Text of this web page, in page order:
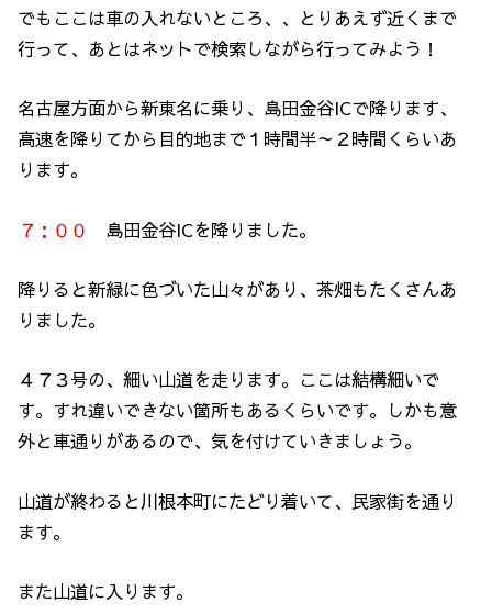
でもここは車の入れないところ、、とりあえず近くまで
行って、あとはネットで検索しながら行ってみよう！
名古屋方面から新東名に乗り、島田金谷ICで降ります、
高速を降りてから目的地まで１時間半～２時間くらいあ
ります。
７：００ 島田金谷ICを降りました。
降りると新緑に色づいた山々があり、茶畑もたくさんあ
りました。
４７３号の、細い山道を走ります。ここは結構細いで
す。すれ違いできない箇所もあるくらいです。しかも意
外と車通りがあるので、気を付けていきましょう。
山道が終わると川根本町にたどり着いて、民家街を通り
ます。
また山道に入ります。